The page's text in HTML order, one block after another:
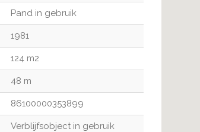
Pand in gebruik
1981
124 m2
48 m
86100000353899
Verblijfsobject in gebruik